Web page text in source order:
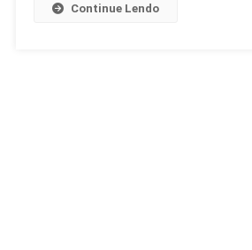
Continue Lendo